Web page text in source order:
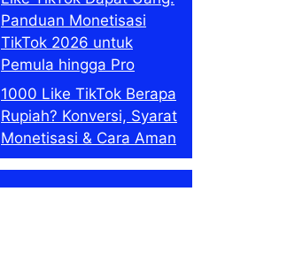
Panduan Monetisasi
TikTok 2026 untuk
Pemula hingga Pro
1000 Like TikTok Berapa
Rupiah? Konversi, Syarat
Monetisasi & Cara Aman